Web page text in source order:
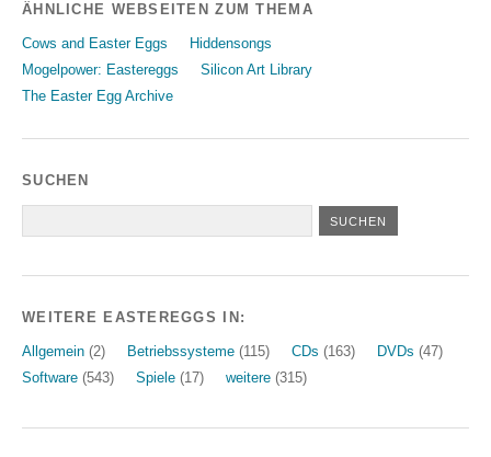
ÄHNLICHE WEBSEITEN ZUM THEMA
Cows and Easter Eggs
Hiddensongs
Mogelpower: Eastereggs
Silicon Art Library
The Easter Egg Archive
SUCHEN
WEITERE EASTEREGGS IN:
Allgemein (2) Betriebssysteme (115) CDs (163) DVDs (47)
Software (543) Spiele (17) weitere (315)